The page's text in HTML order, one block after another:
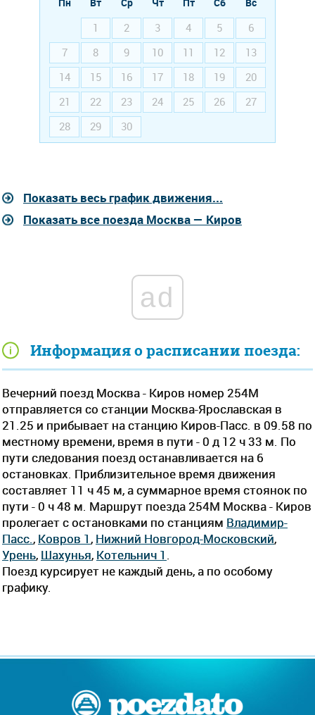
Информация о расписании поезда:
Вечерний поезд Москва - Киров номер 254М
отправляется со станции Москва-Ярославская в
21.25 и прибывает на станцию Киров-Пасс. в 09.58 по
местному времени, время в пути - 0 д 12 ч 33 м. По
пути следования поезд останавливается на 6
остановках. Приблизительное время движения
составляет 11 ч 45 м, а суммарное время стоянок по
пути - 0 ч 48 м. Маршрут поезда 254М Москва - Киров
пролегает c остановками по станциям Владимир-
Пасс. , Ковров 1 , Нижний Новгород-Московский,
Урень, Шахунья, Котельнич 1
Поезд курсирует не каждый день, а по особому
графику.
1
2 3 4 5
6
7
8 9 10 11 12
13
14
15 16 17 18 19
20
21
22 23 24 25 26
27
28
29 30
Показать весь график движения...
Показать все поезда Москва — Киров
ad